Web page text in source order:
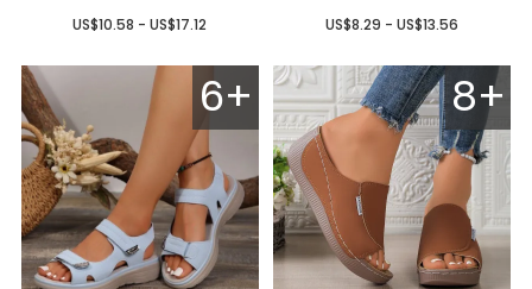
US$8.29 - US$13.56
US$10.58 - US$17.12
8+
6+